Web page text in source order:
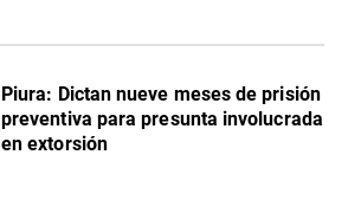
Piura: Dictan nueve meses de prisión
preventiva para presunta involucrada
en extorsión